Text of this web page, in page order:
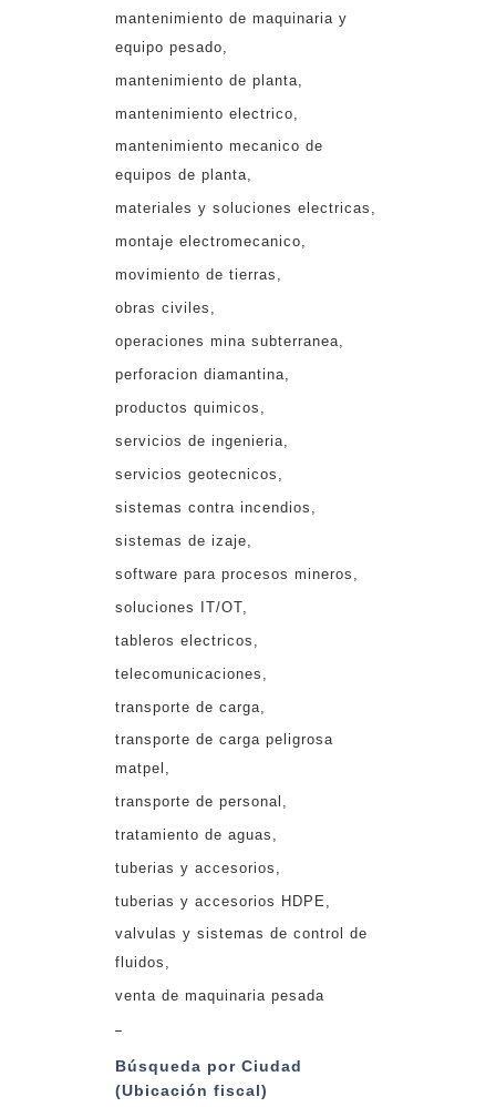
mantenimiento de maquinaria y
equipo pesado
mantenimiento de planta
mantenimiento electrico
mantenimiento mecanico de
equipos de planta
materiales y soluciones electricas
montaje electromecanico
movimiento de tierras
obras civiles
operaciones mina subterranea
perforacion diamantina
productos quimicos
servicios de ingenieria
servicios geotecnicos
sistemas contra incendios
sistemas de izaje
software para procesos mineros
soluciones IT/OT
tableros electricos
telecomunicaciones
transporte de carga
transporte de carga peligrosa
matpel
transporte de personal
tratamiento de aguas
tuberias y accesorios
tuberias y accesorios HDPE
valvulas y sistemas de control de
fluidos
venta de maquinaria pesada
Búsqueda por Ciudad
(Ubicación fiscal)